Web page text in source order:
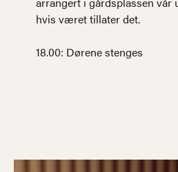
hvis været tillater det.
18.00: Dørene stenges